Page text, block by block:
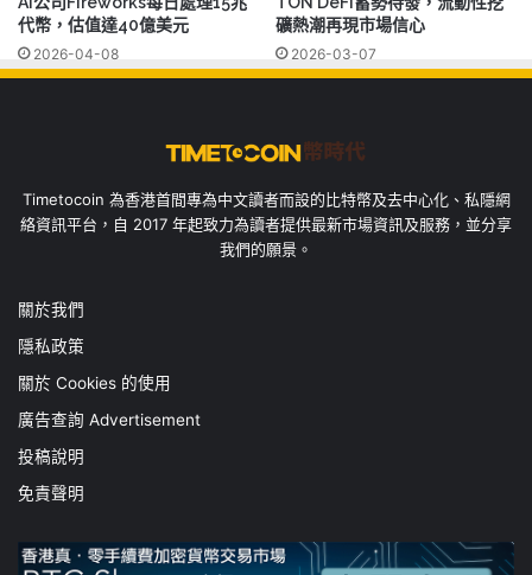
代幣，估值達40億美元
2026-04-08
礦熱潮再現市場信心
2026-03-07
Timetocoin 為香港首間專為中文讀者而設的比特幣及去中心化、私隱網
絡資訊平台，自 2017 年起致力為讀者提供最新市場資訊及服務，並分享
我們的願景。
關於我們
隱私政策
關於 Cookies 的使用
廣告查詢 Advertisement
投稿說明
免責聲明